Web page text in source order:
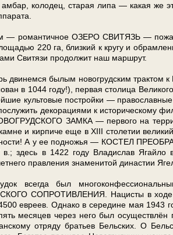
ко­ло­дец, ста­рая липа — ка­кая же
— ро­ман­тич­ное ОЗЕРО СВИТЯЗЬ —
220 га, близкий к кру­гу и
Свитязи про­дол­жит наш маршрут.
двинемся былым новогрудским
в 1044 го­ду!), первая столица
куль­то­вые постройки —
де­ко­ра­ци­я­ми к ис­то­ри­че­ско­му
ЗАМКА — пер­во­го на
и кир­пи­че еще в ХIII сто­ле­тии
А у ее под­но­жья — КОСТЕЛ
здесь в 1422 го­ду Вла­ди­слав Ягай­ло
правления зна­ме­ни­той ди­на­стии
все­гда был
СОПРОТИВЛЕНИЯ. Нацисты в хо­де
ев­ре­ев. Однако в се­ре­ди­не мая 1943
ме­ся­цев че­рез не­го был
отряду бра­тьев Бельских. О